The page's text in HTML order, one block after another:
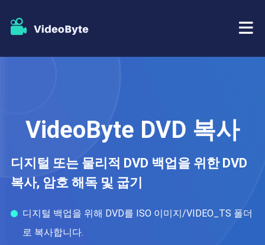
블루레이 플레이어
DVD 복사
자원
지원하다
VideoByte DVD 복사
디지털 또는 물리적 DVD 백업을 위한 DVD
복사, 암호 해독 및 굽기
디지털 백업을 위해 DVD를 ISO 이미지/VIDEO_TS 폴더
로 복사합니다.